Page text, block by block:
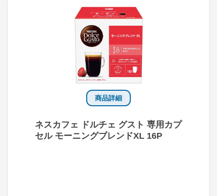
商品詳細
ネスカフェ ドルチェ グスト 専用カプ
セル モーニングブレンドXL 16P